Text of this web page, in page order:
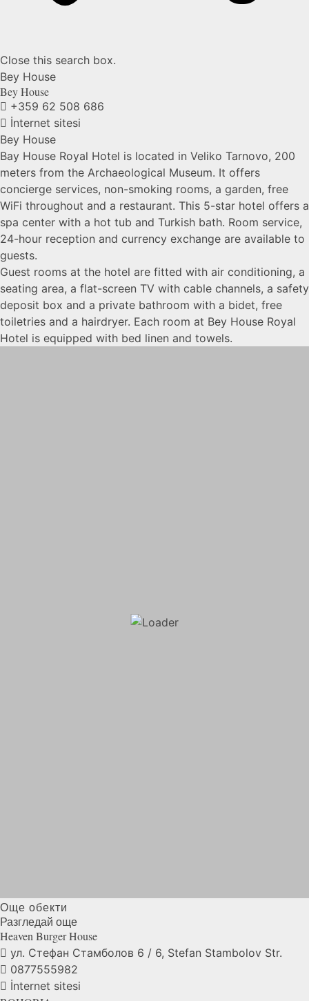
Close this search box.
Bey House
BeyHouse
+359 62 508 686
İnternet sitesi
Bey House
Bay House Royal Hotel is located in Veliko Tarnovo, 200
meters from the Archaeological Museum. It offers
concierge services, non-smoking rooms, a garden, free
WiFi throughout and a restaurant. This 5-star hotel offers a
spa center with a hot tub and Turkish bath. Room service,
24-hour reception and currency exchange are available to
guests.
Guest rooms at the hotel are fitted with air conditioning, a
seating area, a flat-screen TV with cable channels, a safety
deposit box and a private bathroom with a bidet, free
toiletries and a hairdryer. Each room at Bey House Royal
Hotel is equipped with bed linen and towels.
Още обекти
Разгледай още
Heaven BurgerHouse
ул. Стефан Стамболов 6 / 6, Stefan Stambolov Str.
0877555982
İnternet sitesi